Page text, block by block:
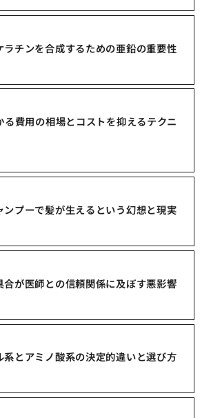
ラチンを合成するための亜鉛の重要性
る費用の相場とコストを抑えるテクニ
ンプーで髪が生えるという幻想と現実
合が医師との信頼関係に及ぼす悪影響
系とアミノ酸系の決定的違いと選び方